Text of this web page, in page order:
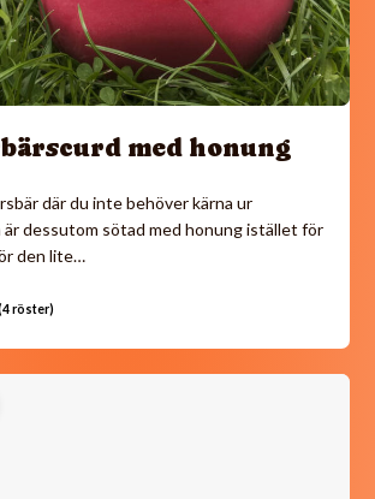
med honung
där du inte behöver kärna ur
är dessutom sötad med honung istället för
den lite…